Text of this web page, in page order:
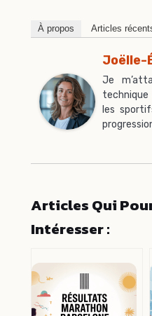
À propos Articles
Joëlle-
Je
les
Articles Qui
Intéresser :